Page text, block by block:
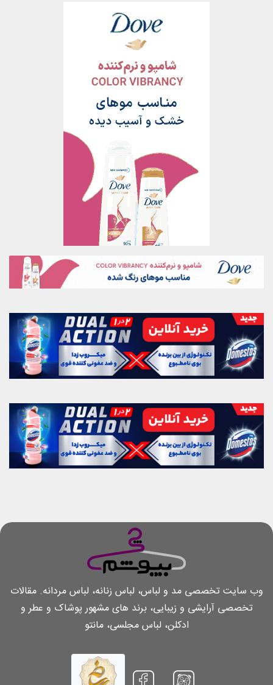
وب سایت تخصصی مد و لباس، لباس زنانه، لباس مردانه. مقالات
تخصصی آرایشی و زیبایی، برند های مشهور پوشاک و عطر و
ادکلن، لباس مجلسی، مانتو